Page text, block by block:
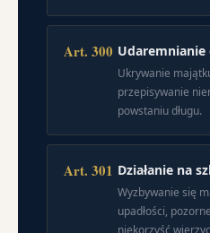
Art. 300 Udaremnianie
Ukrywanie
przepisywanie
powstaniu długu.
Art. 301 Działanie na
Wyzbywanie się
upadłości,
niekorzyść